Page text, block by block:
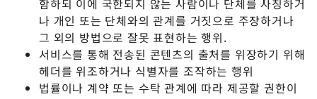
함하되 이에 국한되지 않는 사람이나 단체를 사칭하거
나 개인 또는 단체와의 관계를 거짓으로 주장하거나
그 외의 방법으로 잘못 표현하는 행위.
서비스를 통해 전송된 콘텐츠의 출처를 위장하기 위해
헤더를 위조하거나 식별자를 조작하는 행위
법률이나 계약 또는 수탁 관계에 따라 제공할 권한이